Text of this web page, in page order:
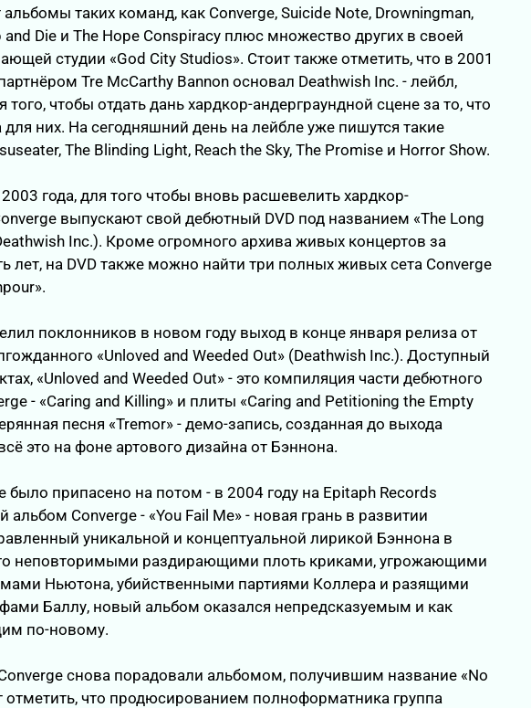
таких команд, как Converge, Suicide Note, Drowningman,
and Die и The Hope Conspiracy плюс множество других в своей
студии «God City Studios». Стоит также отметить, что в 2001
Tre McCarthy Bannon основал Deathwish Inc. - лейбл,
чтобы отдать дань хардкор-андерграундной сцене за то, что
для них. На сегодняшний день на лейбле уже пишутся такие
The Blinding Light, Reach the Sky, The Promise и Horror Show.
года, для того чтобы вновь расшевелить хардкор-
выпускают свой дебютный DVD под названием «The Long
Inc.). Кроме огромного архива живых концертов за
лет, на DVD также можно найти три полных живых сета Converge
поклонников в новом году выход в конце января релиза от
«Unloved and Weeded Out» (Deathwish Inc.). Доступный
«Unloved and Weeded Out» - это компиляция части дебютного
- «Caring and Killing» и плиты «Caring and Petitioning the Empty
песня «Tremor» - демо-запись, созданная до выхода
это на фоне артового дизайна от Бэннона.
было припасено на потом - в 2004 году на Epitaph Records
альбом Converge - «You Fail Me» - новая грань в развитии
уникальной и концептуальной лирикой Бэннона в
неповторимыми раздирающими плоть криками, угрожающими
Ньютона, убийственными партиями Коллера и разящими
Баллу, новый альбом оказался непредсказуемым и как
по-новому.
снова порадовали альбомом, получившим название «No
отметить, что продюсированием полноформатника группа